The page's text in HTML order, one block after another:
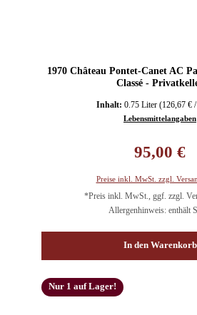
1970 Château Pontet-Canet AC
Classé -
Inhalt: 0.75 Liter (126,67 €
Lebensmittelangaben
95,00 €
Preise inkl. MwSt. zzgl.
*Preis inkl. MwSt., ggf. zzgl.
Allergenhinweis: enthält
In den Warenkorb
Nur 1 auf Lager!